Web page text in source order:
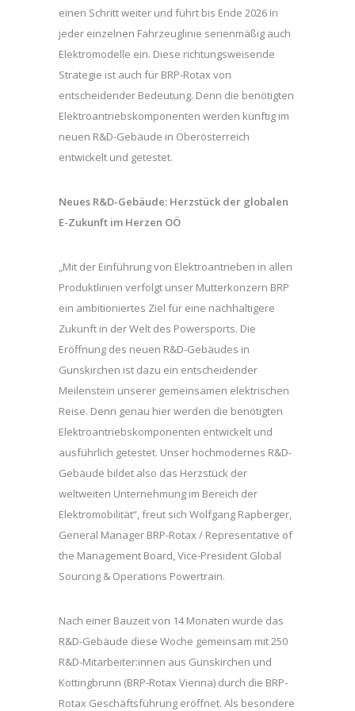
einen Schritt weiter und führt bis Ende 2026 in
jeder einzelnen Fahrzeuglinie serienmäßig auch
Elektromodelle ein. Diese richtungsweisende
Strategie ist auch für BRP-Rotax von
entscheidender Bedeutung. Denn die benötigten
Elektroantriebskomponenten werden künftig im
neuen R&D-Gebäude in Oberösterreich
entwickelt und getestet.
Neues R&D-Gebäude: Herzstück der globalen
E-Zukunft im Herzen OÖ
„Mit der Einführung von Elektroantrieben in allen
Produktlinien verfolgt unser Mutterkonzern BRP
ein ambitioniertes Ziel für eine nachhaltigere
Zukunft in der Welt des Powersports. Die
Eröffnung des neuen R&D-Gebäudes in
Gunskirchen ist dazu ein entscheidender
Meilenstein unserer gemeinsamen elektrischen
Reise. Denn genau hier werden die benötigten
Elektroantriebskomponenten entwickelt und
ausführlich getestet. Unser hochmodernes R&D-
Gebäude bildet also das Herzstück der
weltweiten Unternehmung im Bereich der
Elektromobilität“, freut sich Wolfgang Rapberger,
General Manager BRP-Rotax / Representative of
the Management Board, Vice-President Global
Sourcing & Operations Powertrain.
Nach einer Bauzeit von 14 Monaten wurde das
R&D-Gebäude diese Woche gemeinsam mit 250
R&D-Mitarbeiter:innen aus Gunskirchen und
Kottingbrunn (BRP-Rotax Vienna) durch die BRP-
Rotax Geschäftsführung eröffnet. Als besondere